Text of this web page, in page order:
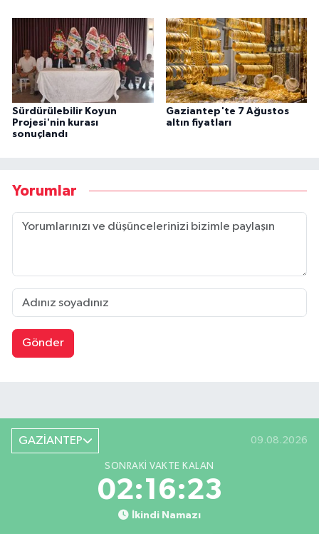
Sürdürülebilir Koyun
Projesi'nin kurası
sonuçlandı
Gaziantep'te 7 Ağustos
altın fiyatları
Yorumlar
Gönder
GAZİANTEP 09.08.2026
SONRAKI VAKTE KALAN
02:16:22
İkindi Namazı